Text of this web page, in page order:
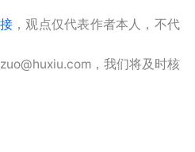
，观点仅代表作者本人，不代
，我们将及时核